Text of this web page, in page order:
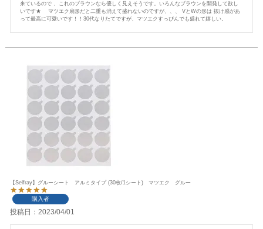
来ているので 、これのブラウンなら優しく見えそうです。いろんなブラウンを開発して欲し
いです★    マツエク扇形だと二重も消えて盛れないのですが、、、 VとWの形は 抜け感があ
って最高に可愛いです！！30代なりたてですが、マツエクすっぴんでも盛れて嬉しい。
【Selfray】グルーシート アルミタイプ (30枚/1シート) マツエク グルー
購入者
投稿日 2023/04/01